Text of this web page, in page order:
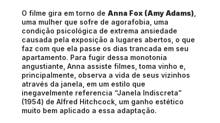
O filme gira em torno de Anna Fox (Amy Adams)
uma mulher que sofre de agorafobia, uma
condição psicológica de extrema ansiedade
causada pela exposição a lugares abertos, o que
faz com que ela passe os dias trancada em seu
apartamento. Para fugir dessa monotonia
angustiante, Anna assiste filmes, toma vinho e,
principalmente, observa a vida de seus vizinhos
através da janela, em um estilo que
inegavelmente referencia “Janela Indiscreta”
(1954) de Alfred Hitchcock, um ganho estético
muito bem aplicado a essa adaptação.